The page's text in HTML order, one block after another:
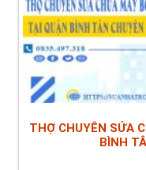
THỢ CHUYÊN SỬA
BÌNH